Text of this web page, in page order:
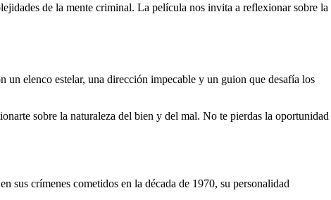
de la mente criminal. La película nos invita a reflexionar sobre la
elenco estelar, una dirección impecable y un guion que desafía los
sobre la naturaleza del bien y del mal. No te pierdas la oportunidad
sus crímenes cometidos en la década de 1970, su personalidad